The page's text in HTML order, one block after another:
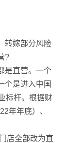
转嫁部分风险
?
是直营。一个
个是进入中国
标杆。根据财
年年底）、
店全部改为直